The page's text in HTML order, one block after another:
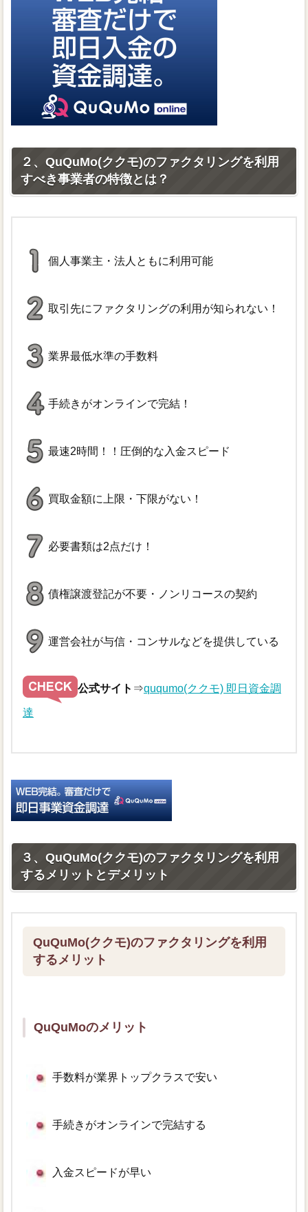
２、QuQuMo(ククモ)のファクタリングを利用
すべき事業者の特徴とは？
個人事業主・法人ともに利用可能
取引先にファクタリングの利用が知られない！
業界最低水準の手数料
手続きがオンラインで完結！
最速2時間！！圧倒的な入金スピード
買取金額に上限・下限がない！
必要書類は2点だけ！
債権譲渡登記が不要・ノンリコースの契約
運営会社が与信・コンサルなどを提供している
公式サイト ⇒ququmo(ククモ) 即日資金調
達
３、QuQuMo(ククモ)のファクタリングを利用
するメリットとデメリット
QuQuMo(ククモ)のファクタリングを利用
するメリット
QuQuMoのメリット
手数料が業界トップクラスで安い
手続きがオンラインで完結する
入金スピードが早い